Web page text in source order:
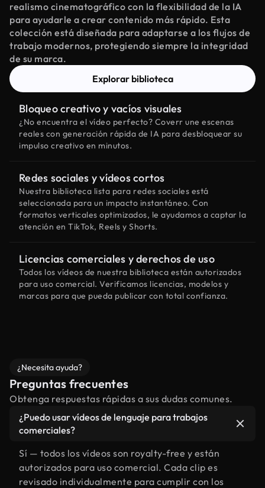
realismo cinematográfico con la flexibilidad de la IA
para ayudarle a crear contenido más rápido. Esta
colección está diseñada para adaptarse a los flujos de
trabajo modernos, protegiendo siempre la integridad
de su marca.
Explorar biblioteca
Bloqueo creativo y vacíos visuales
¿No encuentra el vídeo perfecto? Coverr une escenas
reales con generación rápida de IA para desbloquear su
impulso creativo en minutos.
Redes sociales y vídeos cortos
Nuestra biblioteca lista para redes sociales está
seleccionada para un impacto instantáneo. Con
formatos verticales optimizados, le ayudamos a captar la
atención en TikTok, Reels y Shorts.
Licencias comerciales y derechos de uso
Todos los vídeos de nuestra biblioteca están autorizados
para uso comercial. Verificamos licencias, modelos y
marcas para que pueda publicar con total confianza.
¿Necesita ayuda?
Preguntas frecuentes
Obtenga respuestas rápidas a sus dudas comunes.
¿Puedo usar vídeos de lenguaje para trabajos
comerciales?
Sí — todos los vídeos son royalty-free y están
autorizados para uso comercial. Cada clip es
revisado individualmente para cumplir con los